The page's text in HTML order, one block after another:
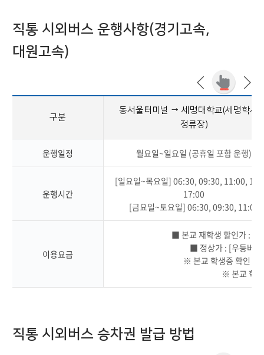
직통 시외버스 운행사항(경기고속,
대원고속)
구분
동서울터미널 → 세명대학교(세명학사
정류장)
운행일정 월요일~일요일 (공휴일 포함 운행)
운행시간
[일요일~목요일] 06:30, 09:30, 11:00,
17:00
[금요일~토요일] 06:30, 09:30, 11:00
이용요금
■ 본교 재학생 할인가 : [
■ 정상가 : [우등버
※ 본교 학생증 확인 (
※ 본교 학
직통 시외버스 승차권 발급 방법